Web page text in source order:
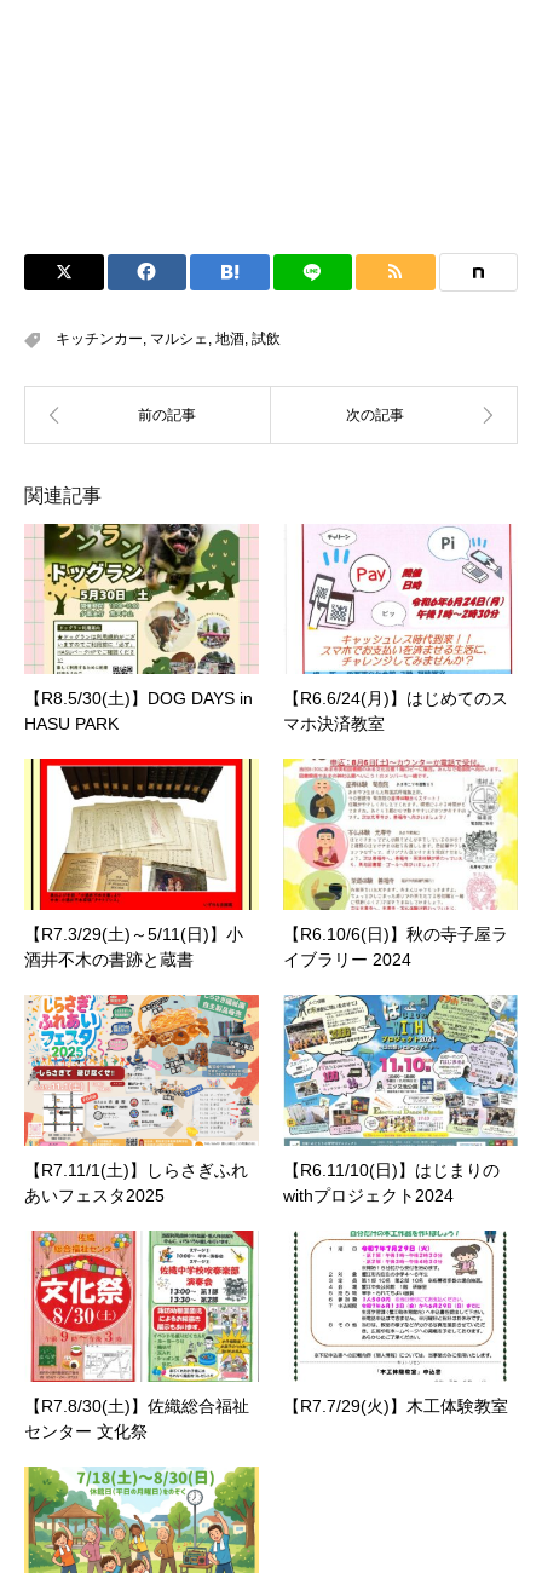
キッチンカー マルシェ 地酒 試飲
関連記事
【R8.5/30(土)】DOG DAYS in
HASU PARK
【R6.6/24(月)】はじめてのス
マホ決済教室
【R7.3/29(土)～5/11(日)】小
酒井不木の書跡と蔵書
【R6.10/6(日)】秋の寺子屋ラ
イブラリー 2024
【R7.11/1(土)】しらさぎふれ
あいフェスタ2025
【R6.11/10(日)】はじまりの
withプロジェクト2024
【R7.8/30(土)】佐織総合福祉
センター 文化祭
【R7.7/29(火)】木工体験教室